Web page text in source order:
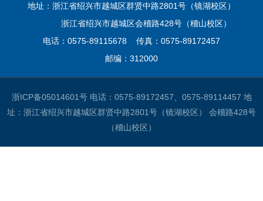
地址：浙江省绍兴市越城区群贤中路2801号（镜湖校区）
浙江省绍兴市越城区会稽路428号（稽山校区）
电话：0575-89115678 传真：0575-89172457
邮编：312000
浙ICP备05014601号电话：0575-89172457、0575-89114457 地
址：浙江省绍兴市越城区群贤中路2801号（镜湖校区） 会稽路428号
（稽山校区）